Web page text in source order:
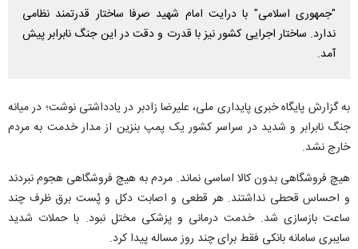
"جمهوری اسلامی" با درایت امام شهید صرفا ساختار قدرتمند نظامی
ندارد. ساختار اجرایی کشور نیز با قدرت و دقت در این جنگ نابرابر پیش
آمد.
به گزارش پایگاه خبری پایداری ملی، علیرضا زادبر در یادداشتی نوشت؛ در میانه
جنگ نابرابر و شدید در سراسر کشور یک پمپ بنزین از مدار خدمت به مردم
خارج نشد.
هیچ فروشگاهی بدون کالا اساسی نماند. مردم به هیچ فروشگاهی هجوم نبردند
و احساس قحطی نداشتند. هر قطعی و اصابت دکل و پُست برق ظرف چند
ساعت بازسازی شد. خدمت درمانی و پزشکی مختل نبود. با حملات شدید
سایبری سامانه بانکی فقط برای چند روز مساله پیدا کرد.